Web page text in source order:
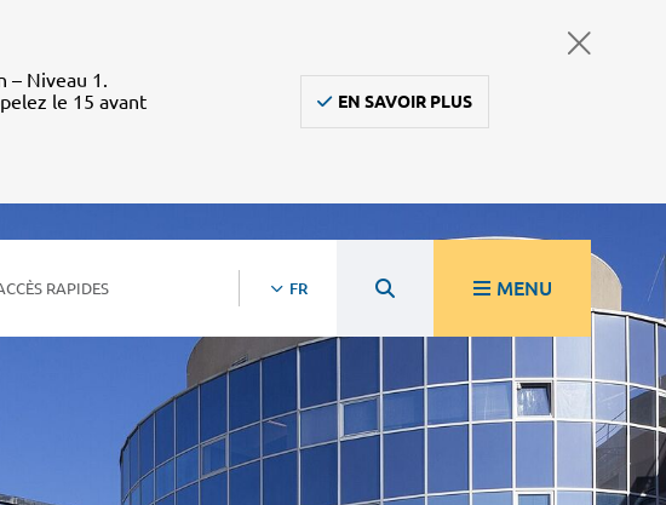
– Niveau 1.
le 15 avant
EN SAVOIR PLUS
RAPIDES FR MENU